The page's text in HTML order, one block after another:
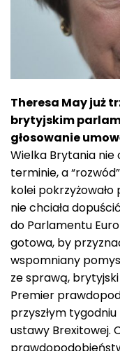
Theresa May już
brytyjskim
głosowanie
Wielka Brytania nie
terminie, a
kolei
nie chciała
do Parlamentu
gotowa, by
wspomniany
ze sprawą,
Premier
przyszłym
ustawy Brexitowej.